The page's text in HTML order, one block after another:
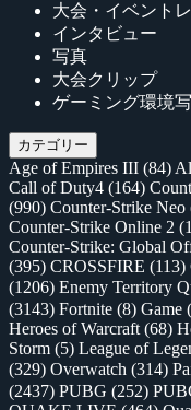
大会・イベント
インタビュー
写真
大会クリップ
ゲーミング環境
カテゴリー
Age of Empires III (84)
Call of Duty4 (164)
(990) Counter-Strike Neo
Counter-Strike Online 2
Counter-Strike: Global
(395) CROSSFIRE (113)
(1206) Enemy Territory
(3143) Fortnite (8) Game
Heroes of Warcraft (68)
Storm (5) League of
(329) Overwatch (314)
(2437) PUBG (252)